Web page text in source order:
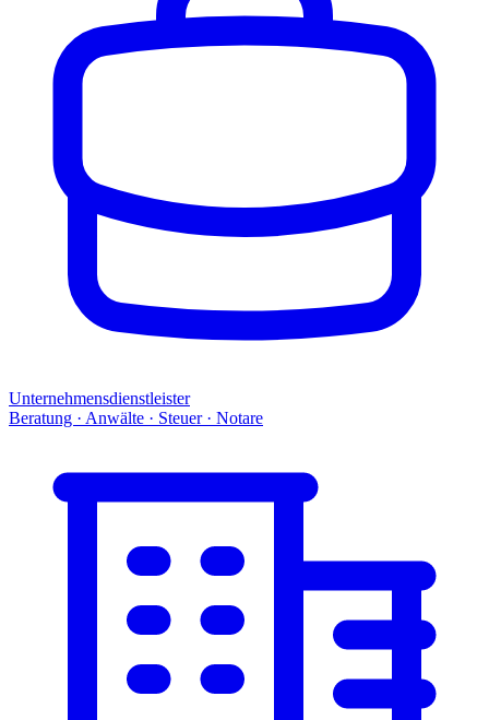
Unternehmensdienstleister
Beratung · Anwälte · Steuer · Notare